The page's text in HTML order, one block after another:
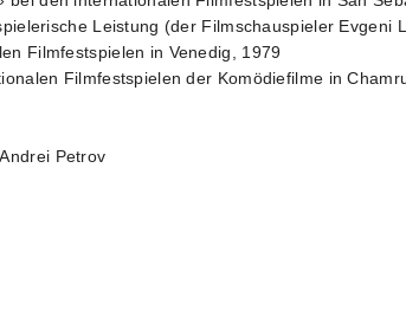
Leistung (der Filmschauspieler Evgeni
Filmfestspielen in Venedig, 1979
Filmfestspielen der Komödiefilme in
Petrov